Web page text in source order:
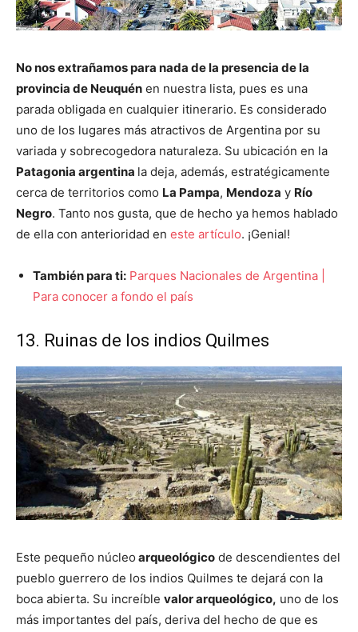
No nos extrañamos para nada de la presencia de la
provincia de Neuquén en nuestra lista, pues es una
parada obligada en cualquier itinerario. Es considerado
uno de los lugares más atractivos de Argentina por su
variada y sobrecogedora naturaleza. Su ubicación en la
Patagonia argentina la deja, además, estratégicamente
cerca de territorios como La Pampa, Mendoza y Río
Negro. Tanto nos gusta, que de hecho ya hemos hablado
de ella con anterioridad en este artículo. ¡Genial!
También para ti: Parques Nacionales de Argentina |
Para conocer a fondo el país
13. Ruinas de los indios Quilmes
Este pequeño núcleo arqueológico de descendientes del
pueblo guerrero de los indios Quilmes te dejará con la
boca abierta. Su increíble valor arqueológico, uno de los
más importantes del país, deriva del hecho de que es